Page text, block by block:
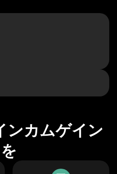
ンカムゲイン
を